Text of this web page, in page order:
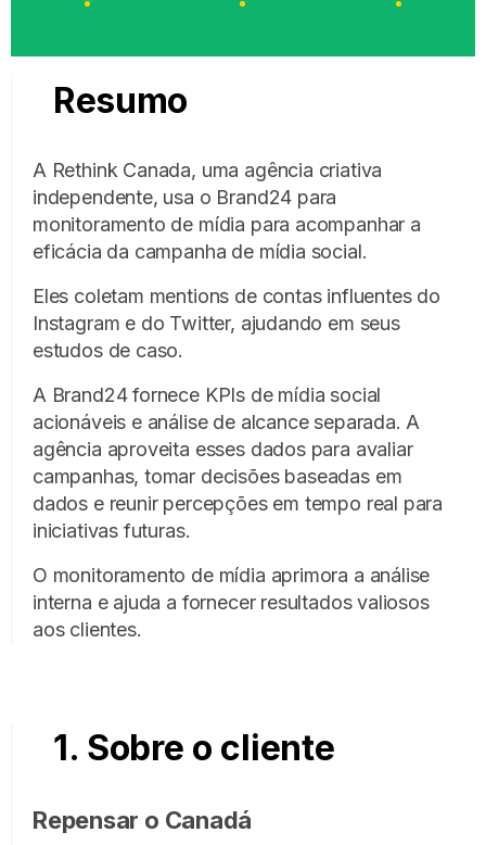
Resumo
A Rethink Canada, uma agência criativa
independente, usa o Brand24 para
monitoramento de mídia para acompanhar a
eficácia da campanha de mídia social.
Eles coletam mentions de contas influentes do
Instagram e do Twitter, ajudando em seus
estudos de caso.
A Brand24 fornece KPIs de mídia social
acionáveis e análise de alcance separada. A
agência aproveita esses dados para avaliar
campanhas, tomar decisões baseadas em
dados e reunir percepções em tempo real para
iniciativas futuras.
O monitoramento de mídia aprimora a análise
interna e ajuda a fornecer resultados valiosos
aos clientes.
1. Sobre o cliente
Repensar o Canadá